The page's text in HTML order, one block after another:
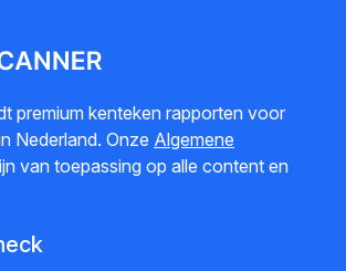
premium kenteken rapporten voor
Nederland. Onze Algemene
van toepassing op alle content en